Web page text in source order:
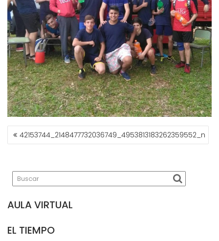
NAVEGACIÓN
DE42153744_2148477732036749_4953813183262359552_n
AULA VIRTUAL
EL TIEMPO